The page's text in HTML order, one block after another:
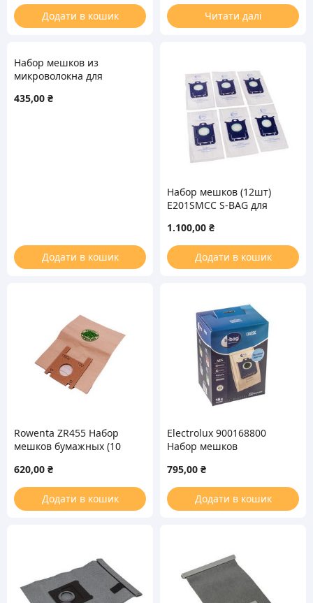
Додати в кошик Читати далі
Набор мешков из
микроволокна для
(5 шт)
435,00 ₴
Додати в кошик
Набор мешков (12шт)
E201SMCC S-BAG для
900169083 (9001690834)
1.100,00 ₴
Додати в кошик
Rowenta ZR455 Набор
мешков бумажных (10
шт) для пылесоса
620,00 ₴
Додати в кошик
Electrolux 900168800
Набор мешков
пылесоса
795,00 ₴
Додати в кошик